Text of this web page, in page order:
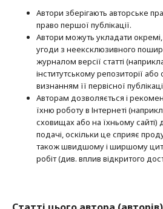
Автори зберігають авторське
право першої публі­кації.
Автори можуть укладати окремі,
угоди з неексклюзив­ного
журналом версії статті
інститутському репозиторії або
визнанням її первісної
Авторам дозволяється і
їхню роботу в Інтернеті
сховищах або на їхньому сайті)
подачі, оскільки це сприяє
також швидшому і ширшому
робіт (див. вплив відкритого